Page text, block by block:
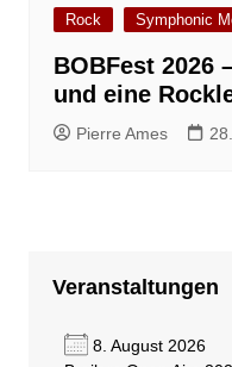
Rock
Symphonic
BOBFest 2026
und eine
Pierre Ames
Veranstaltungen
8. August 2026